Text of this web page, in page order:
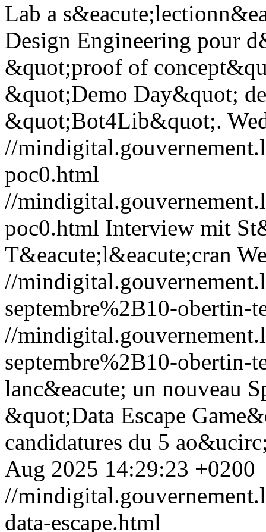
Lab a
Design Engineering pour
&quot;proof of
&quot;Demo Day&quot;
&quot;Bot4Lib&quot;.
//
poc0.html
//
poc0.html Interview mit
T&eacute;l&eacute;cran
//
septembre%2B10-obertin-
//
septembre%2B10-obertin-
lanc&eacute; un nouveau
&quot;Data Escape
candidatures du 5
Aug 2025 14:29:23 +0200
//
data-escape.html